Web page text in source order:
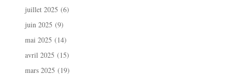
juillet 2025 (6)
juin 2025 (9)
mai 2025 (14)
avril 2025 (15)
mars 2025 (19)